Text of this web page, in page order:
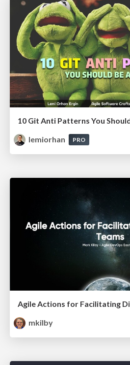
10 Git Anti Patterns You
lemiorhan
PRO
mkilby